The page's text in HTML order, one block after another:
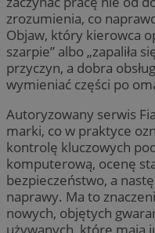
zrozumienia, co
Objaw, który kierowca
szarpie” albo „zapaliła
przyczyn, a dobra
wymieniać części po
Autoryzowany serwis
marki, co w praktyce
kontrolę kluczowych
komputerową, ocenę
bezpieczeństwo, a
naprawy. Ma to
nowych, objętych
używanych, które mają